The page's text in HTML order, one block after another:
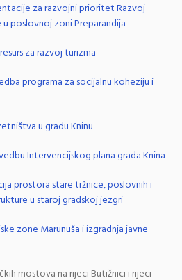
za razvojni prioritet Razvoj
poslovnoj zoni Preparandija
za razvoj turizma
programa za socijalnu koheziju i
u gradu Kninu
Intervencijskog plana grada Knina
prostora stare tržnice, poslovnih i
u staroj gradskoj jezgri
zone Marunuša i izgradnja javne
mostova na rijeci Butižnici i rijeci